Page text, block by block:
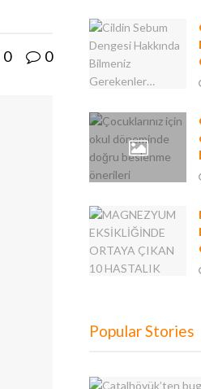
0 0
Popular Stories